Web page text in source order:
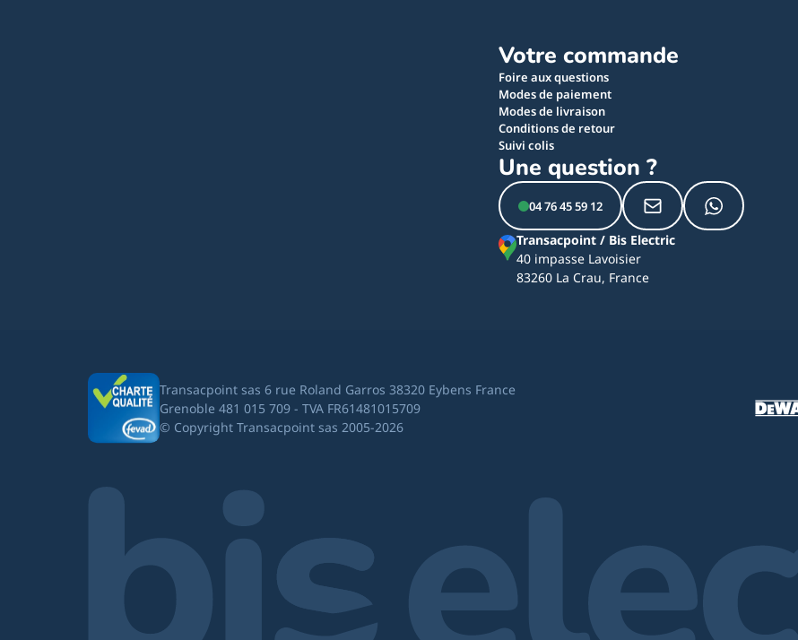
Votre commande
Foire aux questions
Modes de paiement
Modes de livraison
Conditions de retour
Suivi colis
Une question ?
04 76 45 59 12
Transacpoint / Bis Electric
40 impasse Lavoisier
83260 La Crau, France
Transacpoint sas 6 rue Roland Garros 38320 Eybens France
Grenoble 481 015 709 - TVA FR61481015709
© Copyright Transacpoint sas 2005-2026